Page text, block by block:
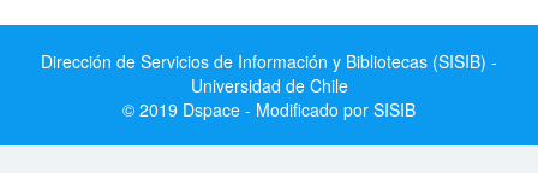
Dirección de Servicios de Información y Bibliotecas (SISIB) -
Universidad de Chile
© 2019 Dspace - Modificado por SISIB